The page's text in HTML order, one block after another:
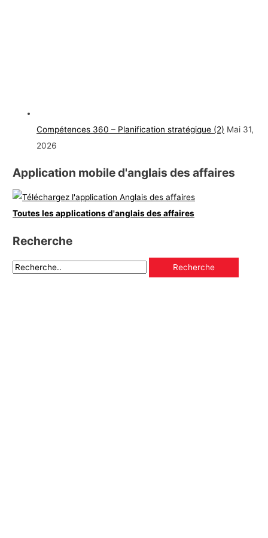
Compétences 360 – Planification stratégique (2) Mai 31,
2026
Application mobile d'anglais des affaires
Toutes les applications d'anglais des affaires
Recherche